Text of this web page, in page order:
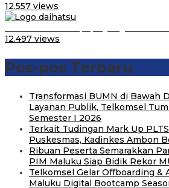
12.557 views
12.497 views
Pos-pos Terbaru
Transformasi BUMN di Bawah
Layanan Publik, Telkomsel
Semester I 2026
Terkait Tudingan Mark Up
Puskesmas, Kadinkes Ambon
Ribuan Peserta Semarakkan
PIM Maluku Siap Bidik Rekor
Telkomsel Gelar Offboarding &
Maluku Digital Bootcamp